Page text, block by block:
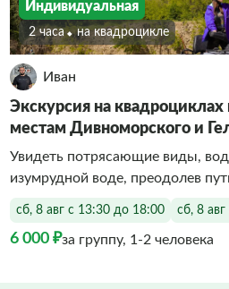
Индивидуальная
2 часа На квадроцикле
Иван
Экскурсия на
местам Дивноморского и
Увидеть потрясающие виды,
изумрудной воде, преодолев
сб, 8 авг с 13:30 до 18:00 сб, 8
6 000 ₽за группу, 1-2 человека